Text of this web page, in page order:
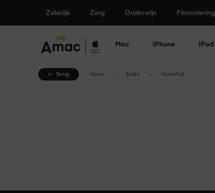
Zakelijk Zorg Onderwijs Financiering
Mac iPhone iPad
Terug Home Audio HomePod